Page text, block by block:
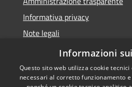
Informativa privacy
Note legali
Dichiarazione di accessibilità
Informazioni
Questo sito web utilizza cookie
necessari al corretto funzionamento